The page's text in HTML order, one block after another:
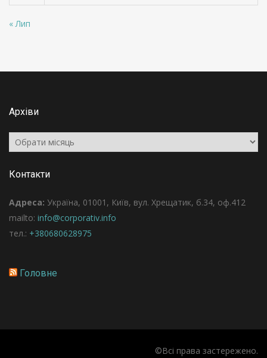
« Лип
Архіви
Архіви
Контакти
Адреса: Україна, 01001, Київ, вул. Хрещатик, б.34, оф.412
mailto: info@corporativ.info
тел.: +380680628975
Головне
©Всі права застережено.